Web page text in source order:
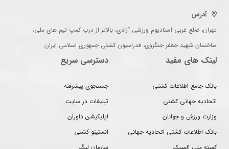
آدرس
تهران، ضلع غربی استادیوم ورزشی آزادی، بالاتر از درب کمپ تیم های ملی،
ساختمان شهید جعفر جنگروی، فدراسیون کشتی جمهوری اسلامی ایران
لینک های مفید
بانک جامع اطلاعات کشتی
اتحادیه جهانی کشتی
وزارت ورزش و جوانان
بانک اطلاعات کشتی اتحادیه جهانی
دسترسی سریع
جستجوی پیشرفته
تبلیغات در سایت
اپلیکیشن داوران
انستیتو کشتی